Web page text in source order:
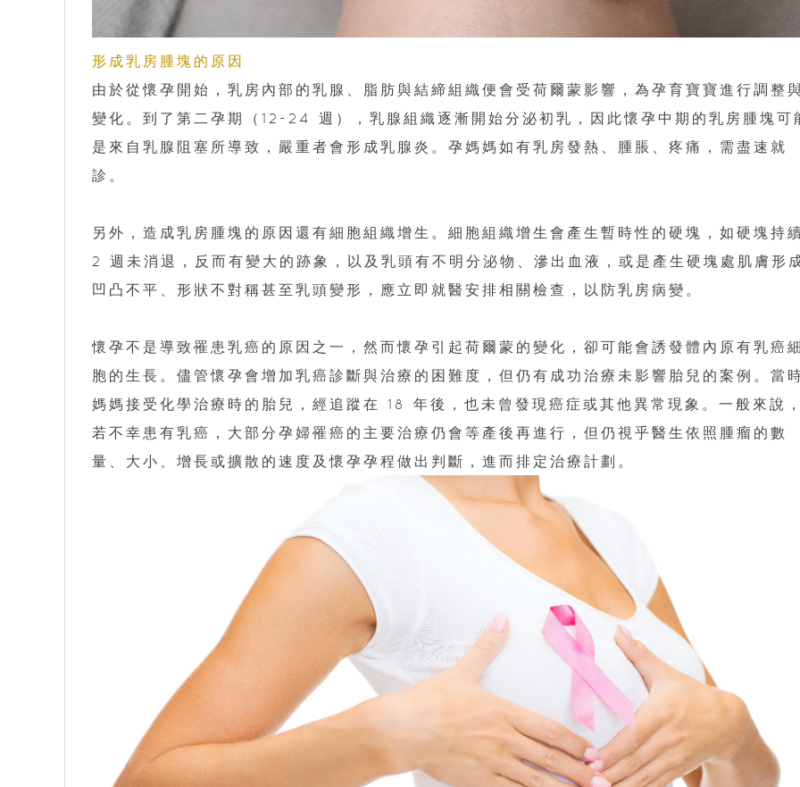
形成乳房腫塊的原因
由於從懷孕開始，乳房內部的乳腺、脂肪與結締組織便會受荷爾蒙影響，為孕育寶寶進行調整
變化。到了第二孕期（12-24 週），乳腺組織逐漸開始分泌初乳，因此懷孕中期的乳房腫塊可
是來自乳腺阻塞所導致，嚴重者會形成乳腺炎。孕媽媽如有乳房發熱、腫脹、疼痛，需盡速就
診。
另外，造成乳房腫塊的原因還有細胞組織增生。細胞組織增生會產生暫時性的硬塊，如硬塊持
2 週未消退，反而有變大的跡象，以及乳頭有不明分泌物、滲出血液，或是產生硬塊處肌膚形
凹凸不平、形狀不對稱甚至乳頭變形，應立即就醫安排相關檢查，以防乳房病變。
懷孕不是導致罹患乳癌的原因之一，然而懷孕引起荷爾蒙的變化，卻可能會誘發體內原有乳癌
胞的生長。儘管懷孕會增加乳癌診斷與治療的困難度，但仍有成功治療未影響胎兒的案例。當
媽媽接受化學治療時的胎兒，經追蹤在 18 年後，也未曾發現癌症或其他異常現象。一般來說
若不幸患有乳癌，大部分孕婦罹癌的主要治療仍會等產後再進行，但仍視乎醫生依照腫瘤的數
量、大小、增長或擴散的速度及懷孕孕程做出判斷，進而排定治療計劃。